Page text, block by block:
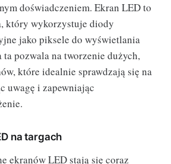
doświadczeniem. Ekran LED to
który wykorzystuje diody
jako piksele do wyświetlania
pozwala na tworzenie dużych,
które idealnie sprawdzają się na
uwagę i zapewniając
na targach
ekranów LED stają się coraz